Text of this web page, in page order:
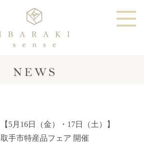
【5月16日（金）・17日（土）】
取手市特産品フェア 開催